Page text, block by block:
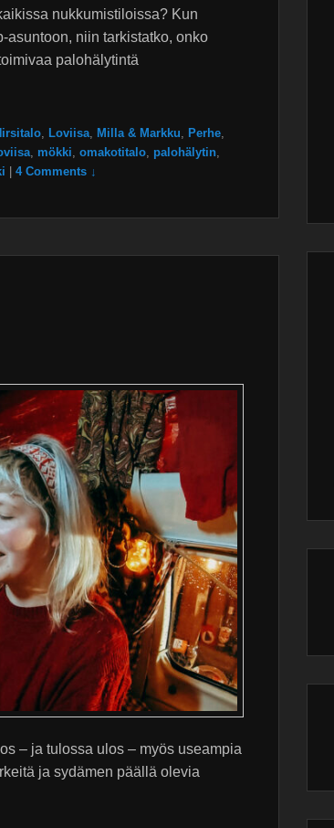
nukkumistiloissa? Kun
asuntoon, niin tarkistatko, onko
palohälytintä
Loviisa Milla & Markku Perhe
mökki omakotitalo palohälytin
4 Comments ↓
– ja tulossa ulos – myös useampia
ja sydämen päällä olevia